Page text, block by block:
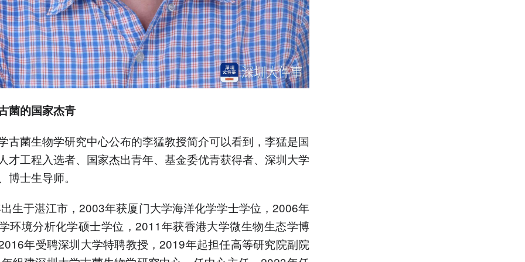
菌的国家杰青
古菌生物学研究中心公布的李猛教授简介可以看到，李猛是国
才工程入选者、国家杰出青年、基金委优青获得者、深圳大学
博士生导师。
生于湛江市，2003年获厦门大学海洋化学学士学位，2006年
环境分析化学硕士学位，2011年获香港大学微生物生态学博
年受聘深圳大学特聘教授，2019年起担任高等研究院副院